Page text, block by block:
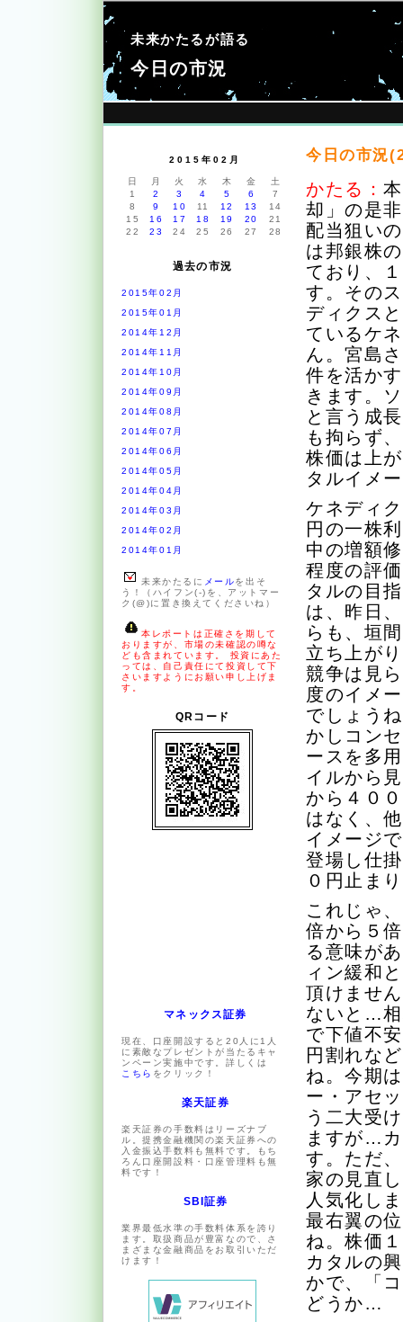
未来かたるが語る
今日の市況
2015年02月
日 月 火 水 木 金
土
1
2 3 4 5 6
7
8
9 10 11 12 13
14
15
16 17 18 19 20
21
22
23 24 25 26 27 28
過去の市況
2015年02月
2015年01月
2014年12月
2014年11月
2014年10月
2014年09月
2014年08月
2014年07月
2014年06月
2014年05月
2014年04月
2014年03月
2014年02月
2014年01月
未来かたるに メールを出そ
う！（ハイフン(-)を、アットマー
ク(@)に置き換えてくださいね）
本レポートは正確さを期して
おりますが、市場の未確認の噂な
ども含まれています。 投資にあた
っては、自己責任にて投資して下
さいますようにお願い申し上げま
す。
QRコード
マネックス証券
現在、口座開設すると20人に1人
に素敵なプレゼントが当たるキャ
ンペーン実施中です。詳しくは
こちら をクリック！
楽天証券
楽天証券の手数料はリーズナブ
ル。提携金融機関の楽天証券への
入金振込手数料も無料です。もち
ろん口座開設料・口座管理料も無
料です！
SBI証券
業界最低水準の手数料体系を誇り
ます。取扱商品が豊富なので、さ
まざまな金融商品をお取引いただ
けます！
今日の市況
かたる：
却」の是
配当狙い
は邦銀株
ており、
す。その
ディクス
ているケ
ん。宮島
件を活か
きます。
と言う成
も拘らず
株価は上
タルイメ
ケネディ
円の一株
中の増額
程度の評
タルの目
は、昨日
らも、垣
立ち上が
競争は見
度のイメ
でしょう
かしコン
ースを多
イルから
から４０
はなく、
イメージ
登場し仕
０円止ま
これじゃ
倍から５
る意味が
ィン緩和
頂けませ
ないと…相
で下値不
円割れな
ね。今期
ー・アセ
う二大受
ますが…
す。ただ
家の見直
人気化し
最右翼の
ね。株価
カタルの
かで、「
どうか…